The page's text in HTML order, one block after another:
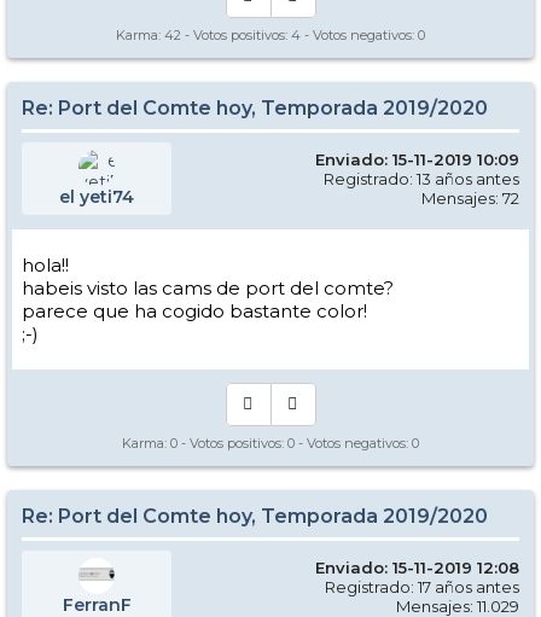
Karma: 42 - Votos positivos: 4 - Votos negativos: 0
Re: Port del Comte hoy, Temporada 2019/2020
el yeti74
Enviado: 15-11-2019 10:09
Registrado: 13 años antes
Mensajes: 72
hola!!
habeis visto las cams de port del comte?
parece que ha cogido bastante color!
;-)
Karma: 0 - Votos positivos: 0 - Votos negativos: 0
Re: Port del Comte hoy, Temporada 2019/2020
FerranF
Enviado: 15-11-2019 12:08
Registrado: 17 años antes
Mensajes: 11.029